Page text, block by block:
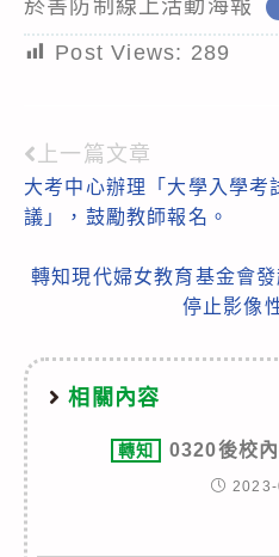
菸害防制線上活動海報
Post Views: 289
Read
more
上一篇文章
大考中心辦理「大學入學考
議」，鼓勵教師報名。
轉知現代婦女教育基金會
停止影像
相關內容
轉知 0320後校